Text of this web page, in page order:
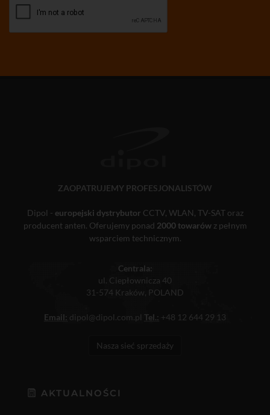
ZAOPATRUJEMY PROFESJONALISTÓW
Dipol - europejski dystrybutor CCTV, WLAN, TV-SAT oraz
producent anten. Oferujemy ponad 2000 towarówz pełnym
wsparciem technicznym.
Centrala:
ul. Ciepłownicza 40
31-574 Kraków, POLAND
Email: dipol@dipol.com.pl Tel.: +48 12 644 29 13
Nasza sieć sprzedaży
AKTUALNOŚCI